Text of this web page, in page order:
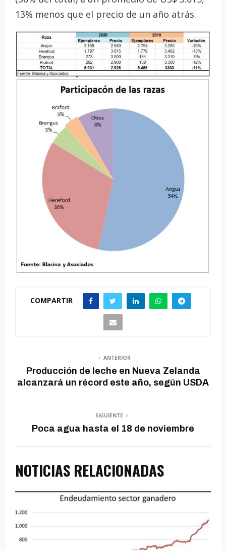
13% menos que el precio de un año atrás.
COMPARTIR
ANTERIOR
Producción de leche en Nueva Zelanda
alcanzará un récord este año, según USDA
SIGUIENTE
Poca agua hasta el 18 de noviembre
NOTICIAS RELACIONADAS